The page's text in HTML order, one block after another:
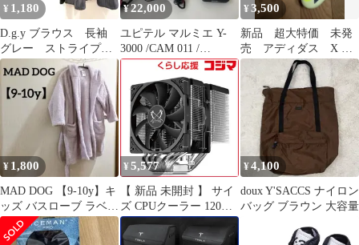
¥ 1,180
D.g.y ブラウス 長袖
グレー ストライプ
ペプラム チュニック
¥22,000
ユピテル マルミエ Y-
3000 /CAM 011 /
MB4000 フルセット
¥3,500
新品 超大特価 未発
売 アディダス X ク
レイジーファスト エリ
ート SG Y
¥ 1,800
MAD DOG 【9-10y】キ
ッズ バスローブ ラベン
ダー シンプル 無地
¥ 5,577
【 新品 未開封 】 サイ
ズ CPUクーラー 120mm
ファン
2(1700/1200/1156/1155/1
¥4,100
doux Y'SACCS ナイロン
バッグ ブラウン 大容量